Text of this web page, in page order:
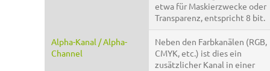
etwa für Maskierzwecke oder
Transparenz, entspricht 8 bit.
Alpha-Kanal / Alpha-
Channel
Neben den Farbkanälen (RGB,
CMYK, etc.) ist dies ein
zusätzlicher Kanal in einer